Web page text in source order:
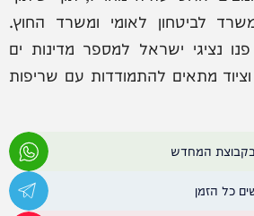
לביטחון לאומי ומשרד החוץ.
נציגי ישראל למספר מדינות ים
וציוד מתאים להתמודדות עם שריפות
בקבוצת המחדש
כל הזמן